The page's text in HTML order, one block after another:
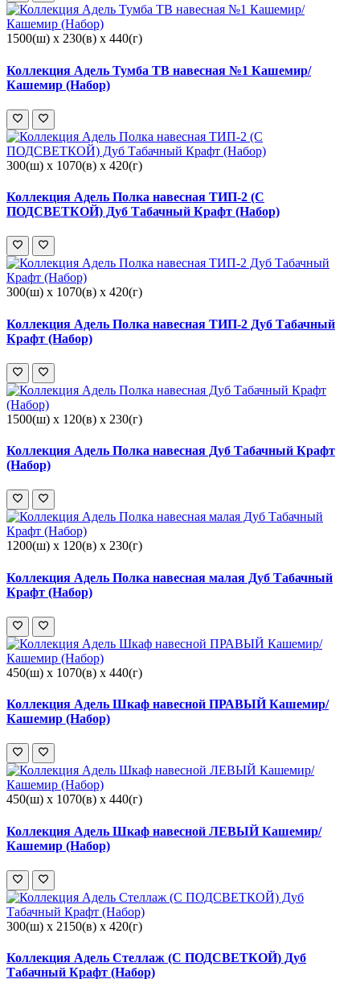
1500(ш) x 230(в) x 440(г)
Коллекция Адель Тумба ТВ навесная №1 Кашемир/
Кашемир (Набор)
300(ш) x 1070(в) x 420(г)
Коллекция Адель Полка навесная ТИП-2 (С
ПОДСВЕТКОЙ) Дуб Табачный Крафт (Набор)
300(ш) x 1070(в) x 420(г)
Коллекция Адель Полка навесная ТИП-2 Дуб Табачный
Крафт (Набор)
1500(ш) x 120(в) x 230(г)
Коллекция Адель Полка навесная Дуб Табачный Крафт
(Набор)
1200(ш) x 120(в) x 230(г)
Коллекция Адель Полка навесная малая Дуб Табачный
Крафт (Набор)
450(ш) x 1070(в) x 440(г)
Коллекция Адель Шкаф навесной ПРАВЫЙ Кашемир/
Кашемир (Набор)
450(ш) x 1070(в) x 440(г)
Коллекция Адель Шкаф навесной ЛЕВЫЙ Кашемир/
Кашемир (Набор)
300(ш) x 2150(в) x 420(г)
Коллекция Адель Стеллаж (С ПОДСВЕТКОЙ) Дуб
Табачный Крафт (Набор)